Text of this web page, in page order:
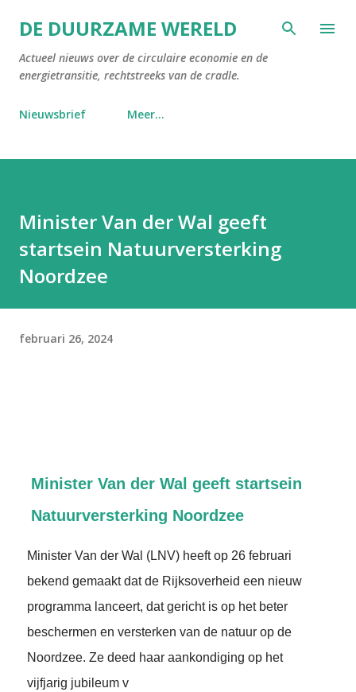
Doorgaan naar hoofdcontent
DE DUURZAME WERELD
Actueel nieuws over de circulaire economie en de
energietransitie, rechtstreeks van de cradle.
Nieuwsbrief Meer…
Minister Van der Wal geeft
startsein Natuurversterking
Noordzee
februari 26, 2024
Minister Van der Wal geeft startsein
Natuurversterking Noordzee
Minister Van der Wal (LNV) heeft op 26 februari
bekend gemaakt dat de Rijksoverheid een nieuw
programma lanceert, dat gericht is op het beter
beschermen en versterken van de natuur op de
Noordzee. Ze deed haar aankondiging op het
vijfjarig jubileum v